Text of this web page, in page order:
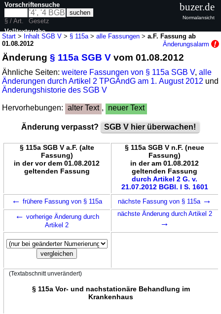
Start > Inhalt SGB V > § 115a >alle Fassungen >a.F. Fassung ab
01.08.2012
Änderungsalarm
Änderung§ 115a SGB V vom 01.08.2012
Ähnliche Seiten:weitere Fassungen von § 115a SGB V,alle
Änderungen durch Artikel 2 TPGÄndG am 1. August 2012 und
Änderungshistorie des SGB V
Hervorhebungen: alter Text , neuer Text
Änderung verpasst? SGB V hier überwachen!
§ 115a SGB V a.F. (alte
Fassung)
in der vor dem 01.08.2012
geltenden Fassung
§ 115a SGB V n.F. (neue
Fassung)
in der am 01.08.2012
geltenden Fassung
durch Artikel 2 G. v.
21.07.2012 BGBl. I S. 1601
← frühere Fassung von § 115a nächste Fassung von § 115a →
← vorherige Änderung durch
Artikel 2
nächste Änderung durch Artikel 2
→
(Textabschnitt unverändert)
§ 115a Vor- und nachstationäre Behandlung im
Krankenhaus
Vorschriftensuche
§ / Art.
Gesetz
Volltextsuche
buzer.de
Normalansicht